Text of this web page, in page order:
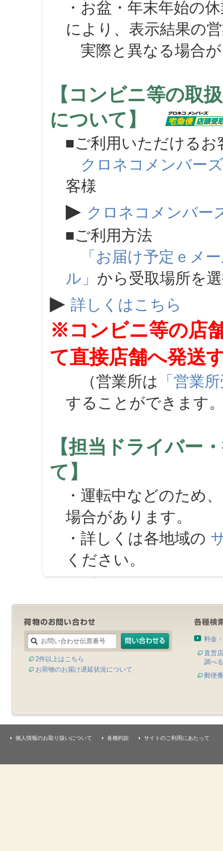
・お盆・年末年始の
により、表示結果の
実際と異なる場合が
【コンビニ等の取
について】
■ご利用いただけるお
クロネコメンバーズ
客様
▶ クロネコメンバー
■ご利用方法
「お届け予定ｅメ
ル」 から受取場所を
▶ 詳しくはこちら
※コンビニ等の店
て直接店舗へ発送
（営業所は 「営業
することができます
【担当ドライバー
て】
・運転中などのため
場合があります。
・詳しくは各地域の
ください。
2件以上はこちら
お荷物のお届け遅延状況について
料金
直営
調べる
郵便
個人情報のお取り扱いについて 各種約款 サイトのご利用にあたって